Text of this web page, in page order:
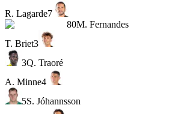
R. Lagarde7
80M. Fernandes
T. Briet3
3Q. Traoré
A. Minne4
5S. Jóhannsson